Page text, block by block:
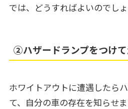
では、どうすればよいのでしょ
➁ハザードランプをつけ
ホワイトアウトに遭遇したら
て、自分の車の存在を知らせ